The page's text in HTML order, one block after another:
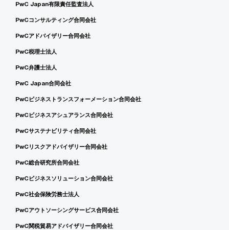
PwC Japan有限責任監査法人
PwCコンサルティング合同会社
PwCアドバイザリー合同会社
PwC税理士法人
PwC弁護士法人
PwC Japan合同会社
PwCビジネストランスフォーメーション合同会社
PwCビジネスアシュアランス合同会社
PwCサステナビリティ合同会社
PwCリスクアドバイザリー合同会社
PwC総合研究所合同会社
PwCビジネスソリューション合同会社
PwC社会保険労務士法人
PwCアウトソーシングサービス合同会社
PwC関税貿易アドバイザリー合同会社